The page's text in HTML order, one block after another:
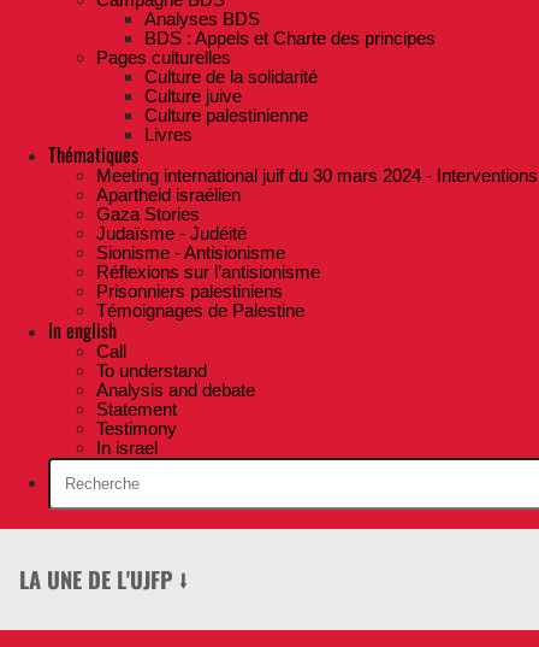
Analyses BDS
BDS : Appels et Charte des principes
Pages culturelles
Culture de la solidarité
Culture juive
Culture palestinienne
Livres
Thématiques
Meeting international juif du 30 mars 2024 - Interventions
Apartheid israélien
Gaza Stories
Judaïsme - Judéité
Sionisme - Antisionisme
Réflexions sur l’antisionisme
Prisonniers palestiniens
Témoignages de Palestine
In english
Call
To understand
Analysis and debate
Statement
Testimony
In israel
LA UNE DE L'UJFP ⭣